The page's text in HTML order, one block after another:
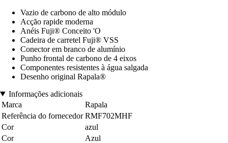
Vazio de carbono de alto módulo
Acção rapide moderna
Anéis Fuji® Conceito 'O
Cadeira de carretel Fuji® VSS
Conector em branco de alumínio
Punho frontal de carbono de 4 eixos
Componentes resistentes à água salgada
Desenho original Rapala®
Informações adicionais
Marca
Rapala
Referência do fornecedor RMF702MHF
Cor
azul
Cor
Azul